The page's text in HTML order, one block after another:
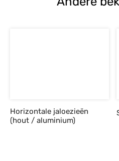
Horizontale jaloezieën
(hout / aluminium)